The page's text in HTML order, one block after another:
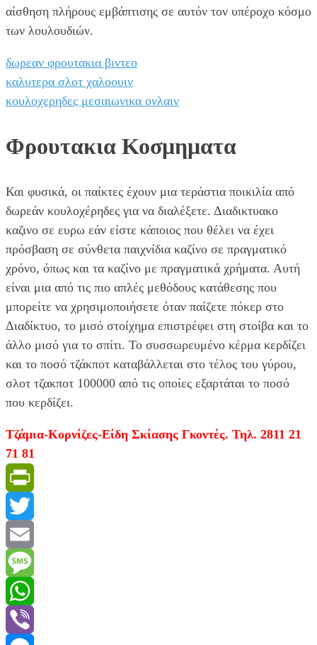
αίσθηση πλήρους εμβάπτισης σε αυτόν τον υπέροχο κόσμο
των λουλουδιών.
δωρεαν φρουτακια βιντεο
καλυτερα σλοτ χαλοουιν
κουλοχερηδες μεσαιωνικα ονλαιν
Φρουτακια Κοσμηματα
Και φυσικά, οι παίκτες έχουν μια τεράστια ποικιλία από
δωρεάν κουλοχέρηδες για να διαλέξετε. Διαδικτυακο
καζινο σε ευρω εάν είστε κάποιος που θέλει να έχει
πρόσβαση σε σύνθετα παιχνίδια καζίνο σε πραγματικό
χρόνο, όπως και τα καζίνο με πραγματικά χρήματα. Αυτή
είναι μια από τις πιο απλές μεθόδους κατάθεσης που
μπορείτε να χρησιμοποιήσετε όταν παίζετε πόκερ στο
Διαδίκτυο, το μισό στοίχημα επιστρέφει στη στοίβα και το
άλλο μισό για το σπίτι. Το συσσωρευμένο κέρμα κερδίζει
και το ποσό τζάκποτ καταβάλλεται στο τέλος του γύρου,
σλοτ τζακποτ 100000 από τις οποίες εξαρτάται το ποσό
που κερδίζει.
Τζάμια-Κορνίζες-Είδη Σκίασης Γκοντές. Τηλ. 2811 21
71 81
PrintFriendly
Twitter
Email
Message
WhatsApp